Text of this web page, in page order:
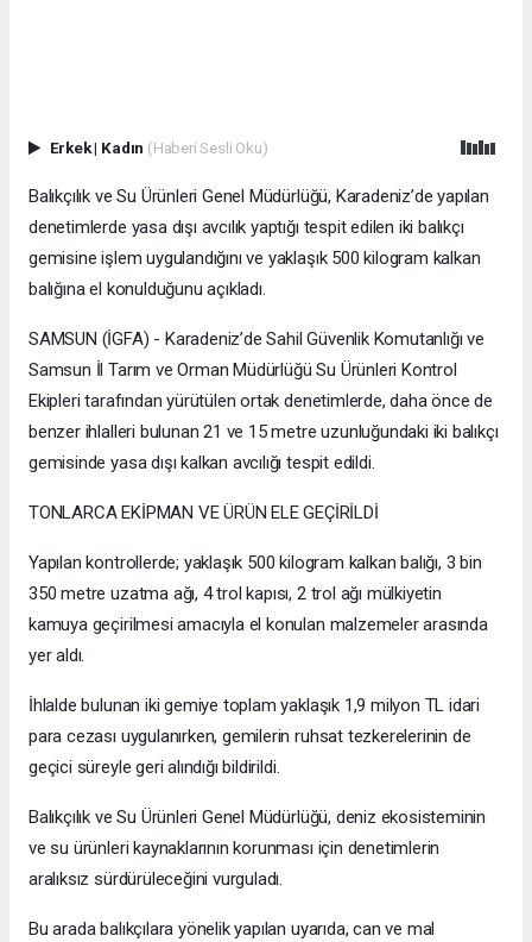
Erkek| Kadın (Haberi Sesli Oku)
Balıkçılık ve Su Ürünleri Genel Müdürlüğü, Karadeniz’de yapılan
denetimlerde yasa dışı avcılık yaptığı tespit edilen iki balıkçı
gemisine işlem uygulandığını ve yaklaşık 500 kilogram kalkan
balığına el konulduğunu açıkladı.
SAMSUN (İGFA) - Karadeniz’de Sahil Güvenlik Komutanlığı ve
Samsun İl Tarım ve Orman Müdürlüğü Su Ürünleri Kontrol
Ekipleri tarafından yürütülen ortak denetimlerde, daha önce de
benzer ihlalleri bulunan 21 ve 15 metre uzunluğundaki iki balıkçı
gemisinde yasa dışı kalkan avcılığı tespit edildi.
TONLARCA EKİPMAN VE ÜRÜN ELE GEÇİRİLDİ
Yapılan kontrollerde; yaklaşık 500 kilogram kalkan balığı, 3 bin
350 metre uzatma ağı, 4 trol kapısı, 2 trol ağı mülkiyetin
kamuya geçirilmesi amacıyla el konulan malzemeler arasında
yer aldı.
İhlalde bulunan iki gemiye toplam yaklaşık 1,9 milyon TL idari
para cezası uygulanırken, gemilerin ruhsat tezkerelerinin de
geçici süreyle geri alındığı bildirildi.
Balıkçılık ve Su Ürünleri Genel Müdürlüğü, deniz ekosisteminin
ve su ürünleri kaynaklarının korunması için denetimlerin
aralıksız sürdürüleceğini vurguladı.
Bu arada balıkçılara yönelik yapılan uyarıda, can ve mal